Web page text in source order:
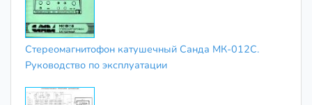
Стереомагнитофон катушечный Санда МК-012С.
Руководство по эксплуатации